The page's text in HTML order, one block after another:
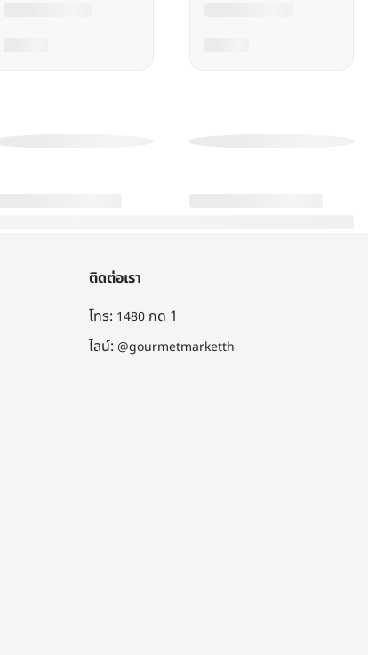
ติดต่อเรา
โทร: 1480 กด 1
ไลน์: @gourmetmarketth